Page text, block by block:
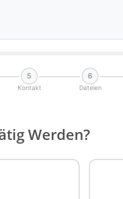
5
Kontakt
6
Dateien
Werden?